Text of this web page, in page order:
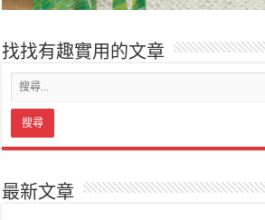
找找有趣實用的文章
最新文章